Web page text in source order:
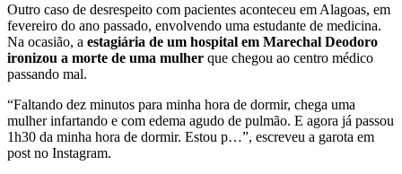
Outro caso de desrespeito com pacientes aconteceu em Alagoas, em
fevereiro do ano passado, envolvendo uma estudante de medicina.
Na ocasião, a estagiária de um hospital em Marechal Deodoro
ironizou a morte de uma mulher que chegou ao centro médico
passando mal.
“Faltando dez minutos para minha hora de dormir, chega uma
mulher infartando e com edema agudo de pulmão. E agora já passou
1h30 da minha hora de dormir. Estou p…”, escreveu a garota em
post no Instagram.